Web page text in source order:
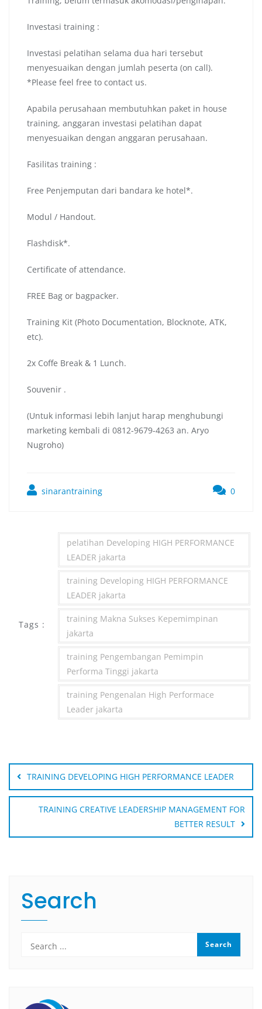
Investasi training :
Investasi pelatihan selama dua hari tersebut
menyesuaikan dengan jumlah peserta (on call).
*Please feel free to contact us.
Apabila perusahaan membutuhkan paket in house
training, anggaran investasi pelatihan dapat
menyesuaikan dengan anggaran perusahaan.
Fasilitas training :
Free Penjemputan dari bandara ke hotel*.
Modul / Handout.
Flashdisk*.
Certificate of attendance.
FREE Bag or bagpacker.
Training Kit (Photo Documentation, Blocknote, ATK,
etc).
2x Coffe Break & 1 Lunch.
Souvenir .
(Untuk informasi lebih lanjut harap menghubungi
marketing kembali di 0812-9679-4263 an. Aryo
Nugroho)
sinarantraining 0
Tags :
pelatihan Developing HIGH PERFORMANCE
LEADER jakarta
training Developing HIGH PERFORMANCE
LEADER jakarta
training Makna Sukses Kepemimpinan
jakarta
training Pengembangan Pemimpin
Performa Tinggi jakarta
training Pengenalan High Performace
Leader jakarta
Post
navigation
TRAINING DEVELOPING HIGH PERFORMANCE LEADER
TRAINING CREATIVE LEADERSHIP MANAGEMENT FOR
BETTER RESULT
Search